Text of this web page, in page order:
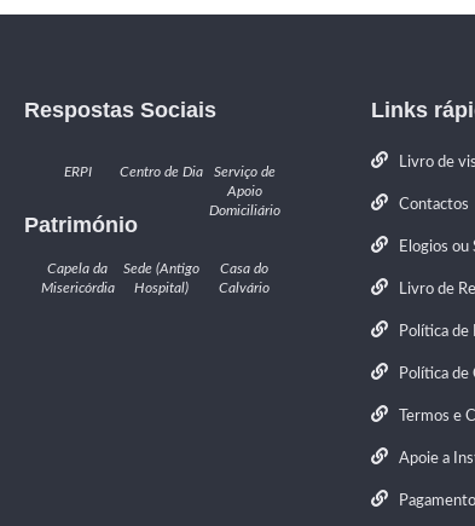
Respostas Sociais
ERPI Centro de Dia
Serviço de
Apoio
Domiciliário
Património
Capela da
Misericórdia
Sede (Antigo
Hospital)
Casa do
Calvário
Links
Livro de
Contactos
Elogios ou
Livro de
Política de
Política de
Termos e
Apoie a